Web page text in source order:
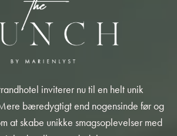
inviterer nu til en helt unik
bæredygtigt end nogensinde før og
at skabe unikke smagsoplevelser med